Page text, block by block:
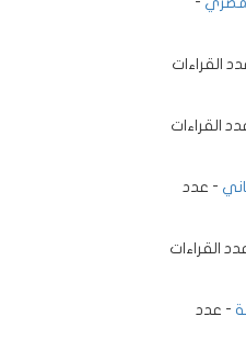
القراءات
القراءات
- عدد
القراءات
- عدد